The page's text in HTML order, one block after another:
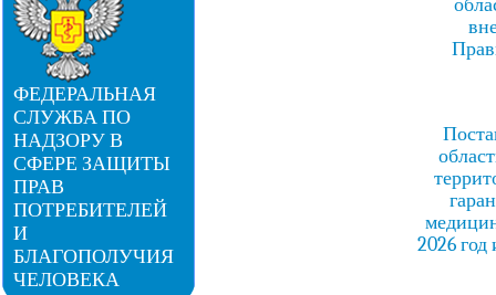
ФЕДЕРАЛЬНАЯ
СЛУЖБА ПО
НАДЗОРУ В
СФЕРЕ ЗАЩИТЫ
ПРАВ
ПОТРЕБИТЕЛЕЙ
И
БЛАГОПОЛУЧИЯ
ЧЕЛОВЕКА
2026